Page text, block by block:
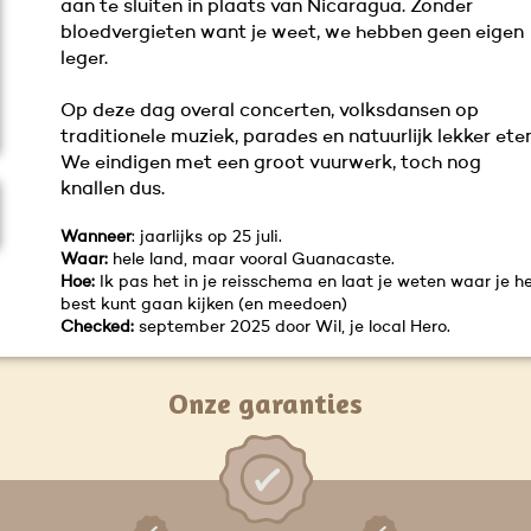
aan te sluiten in plaats van Nicaragua. Zonder
bloedvergieten want je weet, we hebben geen eigen
leger.
Op deze dag overal concerten, volksdansen op
traditionele muziek, parades en natuurlijk lekker
We eindigen met een groot vuurwerk, toch nog
knallen dus.
Wanneer: jaarlijks op 25 juli.
Waar: hele land, maar vooral Guanacaste.
Hoe: Ik pas het in je reisschema en laat je weten waar je
best kunt gaan kijken (en meedoen)
Checked:september 2025 door Wil, je local Hero.
Onze garanties